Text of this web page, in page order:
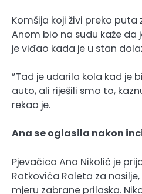
Komšija koji živi preko puta
Anom bio na sudu kaže da
je viđao kada je u stan
”Tad je udarila kola kad je
auto, ali riješili smo to,
rekao je.
Ana se oglasila nakon
Pjevačica Ana Nikolić je
Ratkovića Raleta za
mjeru zabrane prilaska.